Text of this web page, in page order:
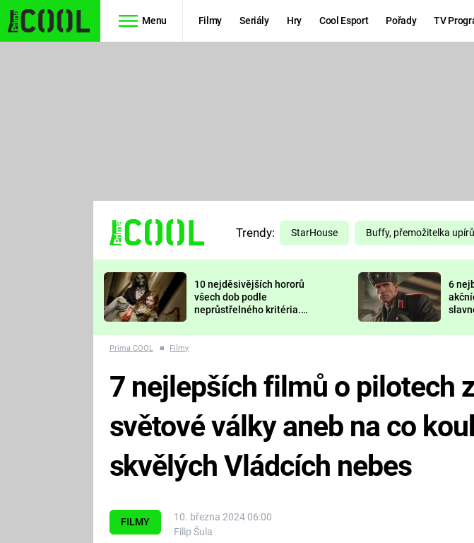
Menu Filmy Seriály Hry Cool Esport Pořady TV
TŘESKU
FUTURAMA
PREDÁTOR
Trendy: StarHouse Buffy, přemožitelka upírů
10 nejděsivějších hororů
všech dob podle
neprůstřelného kritéria.
nejvíc zvednou tep?
6
Prima COOL ■ Filmy
FILMY
10. března 2024 06:00
Filip Šula
7 nejlepších filmů o pilotech
světové války aneb na co
skvělých Vládcích nebes